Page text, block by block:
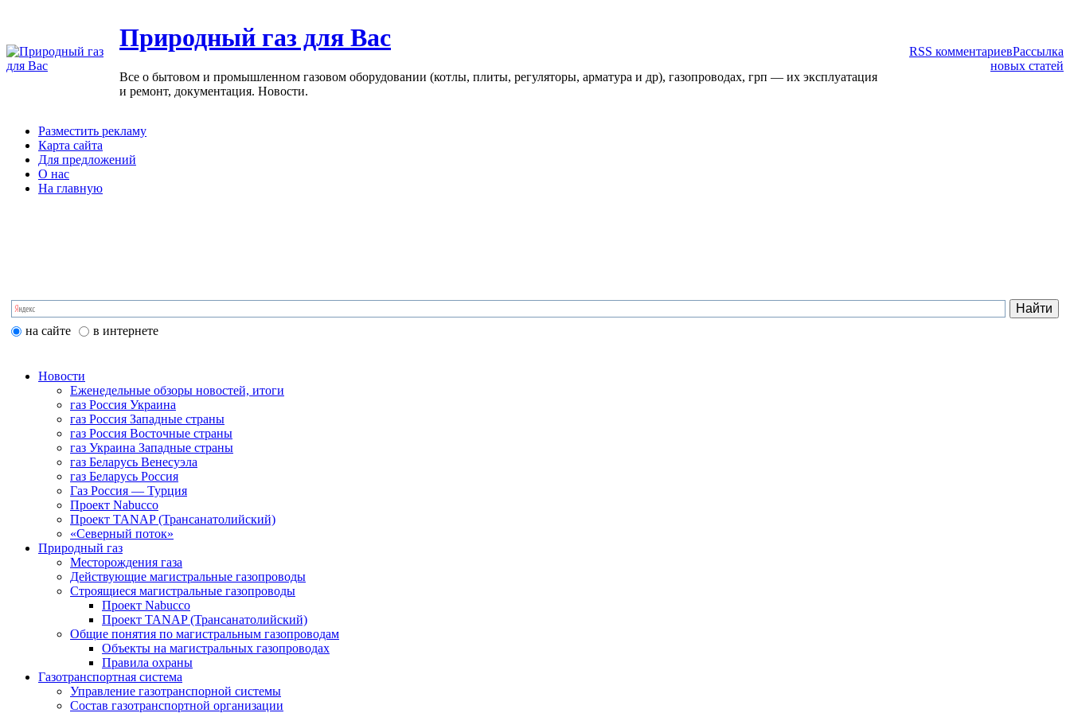
Природный газ для Вас
Все о бытовом и промышленном газовом оборудовании (котлы, плиты, регуляторы, арматура и др), газопроводах, грп — их эксплуатация
и ремонт, документация. Новости.
RSS комментариевРассылка
новых статей
Разместить рекламу
Карта сайта
Для предложений
О нас
На главную
на сайте в интернете
Новости
Еженедельные обзоры новостей, итоги
газ Россия Украина
газ Россия Западные страны
газ Россия Восточные страны
газ Украина Западные страны
газ Беларусь Венесуэла
газ Беларусь Россия
Газ Россия — Турция
Проект Nabucco
Проект TANAP (Трансанатолийский)
«Северный поток»
Природный газ
Месторождения газа
Действующие магистральные газопроводы
Строящиеся магистральные газопроводы
Проект Nabucco
Проект TANAP (Трансанатолийский)
Общие понятия по магистральным газопроводам
Объекты на магистральных газопроводах
Правила охраны
Газотранспортная система
Управление газотранспорной системы
Состав газотранспортной организации